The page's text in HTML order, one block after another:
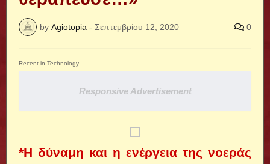
by Agiotopia - Σεπτεμβρίου 12, 2020 0
Recent in Technology
Responsive Advertisement
*Η δύναμη και η ενέργεια της νοεράς